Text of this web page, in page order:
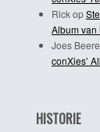
Rickop
Album van
Joes
conXies’
HISTORIE